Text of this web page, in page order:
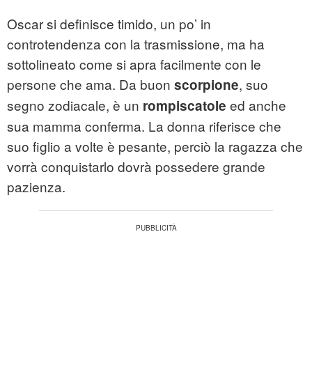
Oscar si definisce timido, un po’ in
controtendenza con la trasmissione, ma ha
sottolineato come si apra facilmente con le
persone che ama. Da buon scorpione, suo
segno zodiacale, è un rompiscatole ed anche
sua mamma conferma. La donna riferisce che
suo figlio a volte è pesante, perciò la ragazza che
vorrà conquistarlo dovrà possedere grande
pazienza.